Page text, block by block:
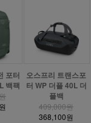
포터
백팩
오스프리 트랜스포
터 WP 더플 40L 더
플백
409,000원
368,100원